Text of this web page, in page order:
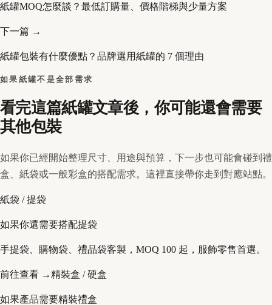
紙罐MOQ怎麼談？最低訂購量、價格階梯與少量方案
下一篇 →
紙罐包裝有什麼優點？品牌選用紙罐的 7 個理由
如果紙罐不是全部需求
看完這篇紙罐文章後，你可能還會需要
其他包裝
如果你已經開始整理尺寸、用途與預算，下一步也可能會碰到禮
盒、紙袋或一般彩盒的搭配需求。這裡直接帶你走到對應站點。
紙袋 / 提袋
如果你還需要搭配提袋
手提袋、購物袋、禮品袋客製，MOQ 100 起，服飾零售首選。
前往查看 →精裝盒 / 硬盒
如果產品需要精裝禮盒